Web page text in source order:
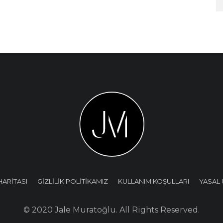
GİZLİLİK POLİTİKAMIZ KULLANIM KOŞULLARI YASAL
© 2020 Jale Muratoğlu. All Rights Reserved.